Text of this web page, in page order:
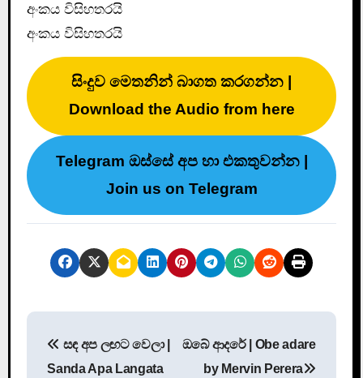
අංකය විසිහතරයි
අංකය විසිහතරයි
සිංදුව මෙතනින් බාගත කරගන්න |
Download the Audio from here
Telegram ඔස්සේ අප හා එකතුවන්න |
Join us on Telegram
සඳ අප ලඟට වෙලා |
Sanda Apa Langata
ඔබේ ආදරේ | Obe adare
by Mervin Perera